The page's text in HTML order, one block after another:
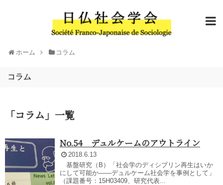
ホーム コラム
コラム
「コラム 」 一覧
No.54 デュルケームのアウトライン
2018.6.13
基盤研究（B）「社会学のディシプリン再生はいか
にして可能か――デュルケーム社会学を事例として」
（課題番号：15H03409、研究代表...